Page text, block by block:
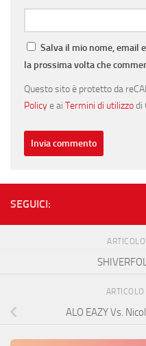
Salva il mio nome, email
la prossima volta che
Questo sito è protetto da
Policye ai Termini di utilizzodi
SEGUICI:
ALO EAZY Vs.